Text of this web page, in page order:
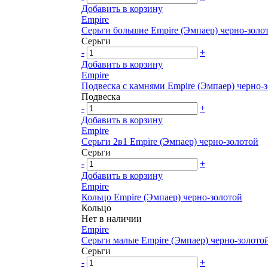
Добавить в корзину
Empire
Серьги большие Empire (Эмпаер) черно-
Серьги
-
+
Добавить в корзину
Empire
Подвеска с камнями Empire (Эмпаер) черно-
Подвеска
-
+
Добавить в корзину
Empire
Серьги 2в1 Empire (Эмпаер) черно-золотой
Серьги
-
+
Добавить в корзину
Empire
Кольцо Empire (Эмпаер) черно-золотой
Кольцо
Нет в наличии
Empire
Серьги малые Empire (Эмпаер) черно-
Серьги
-
+